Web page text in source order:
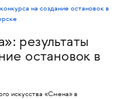
результаты
остановок в
искусства «Смена» в